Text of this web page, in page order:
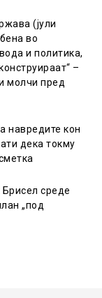
(јули
во
и политика,
–
молчи пред
навредите кон
дека токму
среде
„под